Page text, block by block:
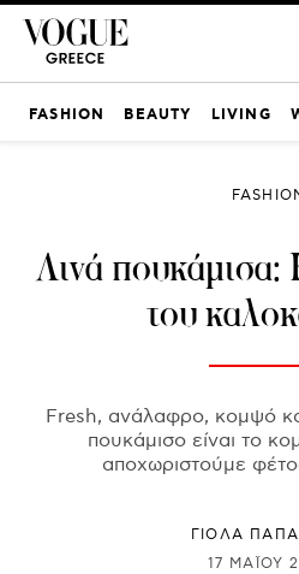
FASHION BEAUTY LIVING
Λινά πουκάμισα:
του
Fresh, ανάλαφρο, κομψό
πουκάμισο είναι το
αποχωριστούμε
ΓΙΌΛΑ
17 ΜΑΪ́ΟΥ